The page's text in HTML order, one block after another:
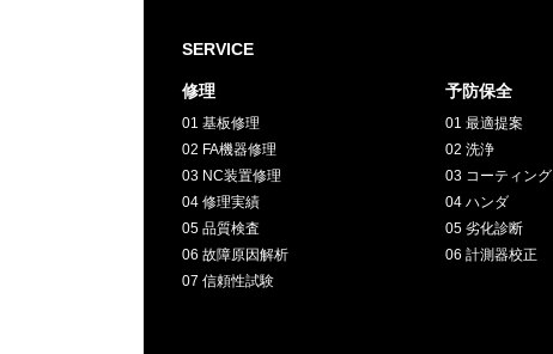
RECRUIT
採用情報
GREEN
SERVICE
修理
01 基板修理
02 FA機器修理
03 NC装置修理
04 修理実績
05 品質検査
06 故障原因解析
07 信頼性試験
予防保全
01 最適提案
02 洗浄
03 コーティング
04 ハンダ
05 劣化診断
06 計測器校正